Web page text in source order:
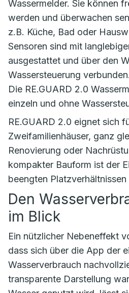
Wassermelder. Sie können
werden und überwachen
z.B. Küche, Bad oder
Sensoren sind mit
ausgestattet und über den
Wassersteuerung
Die RE.GUARD 2.0
einzeln und ohne
RE.GUARD 2.0 eignet sich
Zweifamilienhäuser, ganz
Renovierung oder
kompakter Bauform ist der
beengten Platzverhältnissen
Den
im Blick
Ein nützlicher Nebeneffekt
dass sich über die App der
Wasserverbrauch
transparente Darstellung